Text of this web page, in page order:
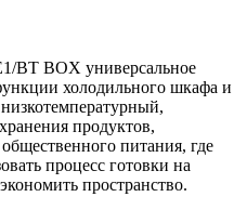
BT BOX универсальное
холодильного шкафа и
продуктов,
питания, где
процесс готовки на
пространство.